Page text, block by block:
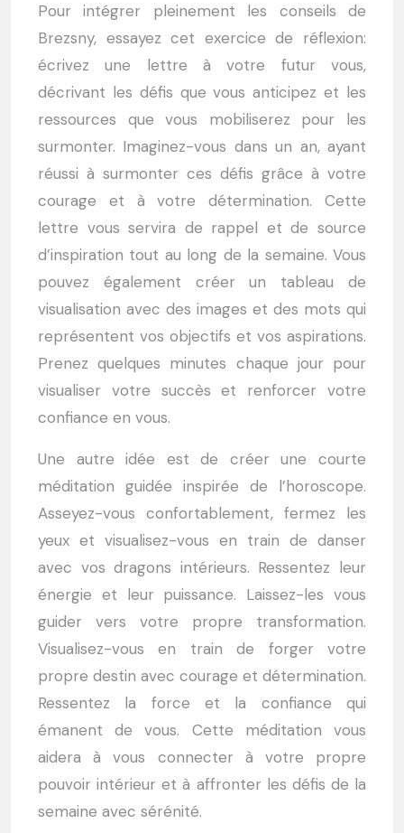
Pour intégrer pleinement les conseils de
Brezsny, essayez cet exercice de réflexion:
écrivez une lettre à votre futur vous,
décrivant les défis que vous anticipez et les
ressources que vous mobiliserez pour les
surmonter. Imaginez-vous dans un an, ayant
réussi à surmonter ces défis grâce à votre
courage et à votre détermination. Cette
lettre vous servira de rappel et de source
d’inspiration tout au long de la semaine. Vous
pouvez également créer un tableau de
visualisation avec des images et des mots qui
représentent vos objectifs et vos aspirations.
Prenez quelques minutes chaque jour pour
visualiser votre succès et renforcer votre
confiance en vous.
Une autre idée est de créer une courte
méditation guidée inspirée de l’horoscope.
Asseyez-vous confortablement, fermez les
yeux et visualisez-vous en train de danser
avec vos dragons intérieurs. Ressentez leur
énergie et leur puissance. Laissez-les vous
guider vers votre propre transformation.
Visualisez-vous en train de forger votre
propre destin avec courage et détermination.
Ressentez la force et la confiance qui
émanent de vous. Cette méditation vous
aidera à vous connecter à votre propre
pouvoir intérieur et à affronter les défis de la
semaine avec sérénité.